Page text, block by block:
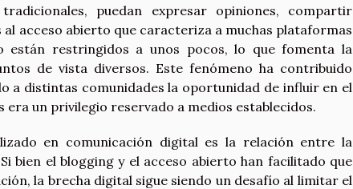
puedan expresar opiniones, compartir
acceso abierto que caracteriza a muchas plataformas
están restringidos a unos pocos, lo que fomenta la
de vista diversos. Este fenómeno ha contribuido
a distintas comunidades la oportunidad de influir en el
era un privilegio reservado a medios establecidos.
en comunicación digital es la relación entre la
bien el blogging y el acceso abierto han facilitado que
la brecha digital sigue siendo un desafío al limitar el